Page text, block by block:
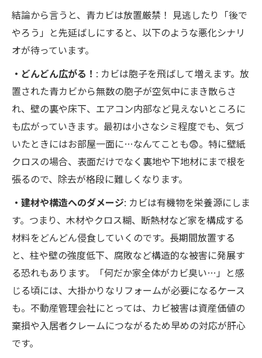
結論から言うと、青カビは放置厳禁！ 見逃したり「後で
やろう」と先延ばしにすると、以下のような悪化シナリ
オが待っています。
・どんどん広がる！ : カビは胞子を飛ばして増えます。放
置された青カビから無数の胞子が空気中にまき散らさ
れ、壁の裏や床下、エアコン内部など見えないところに
も広がっていきます。最初は小さなシミ程度でも、気づ
いたときにはお部屋一面に…なんてことも😨。特に壁紙
クロスの場合、表面だけでなく裏地や下地材にまで根を
張るので、除去が格段に難しくなります。
・建材や構造へのダメージ: カビは有機物を栄養源にしま
す。つまり、木材やクロス糊、断熱材など家を構成する
材料をどんどん侵食していくのです。長期間放置する
と、柱や壁の強度低下、腐敗など構造的な被害に発展す
る恐れもあります。「何だか家全体がカビ臭い…」と感
じる頃には、大掛かりなリフォームが必要になるケース
も。不動産管理会社にとっては、カビ被害は資産価値の
棄損や入居者クレームにつながるため早めの対応が肝心
です。